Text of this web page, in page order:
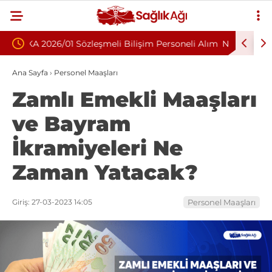
Personeli Alım Nükleoplasti mi, Ameliyat mı? Bel ve
Fıtığında Doğru Tedavi Seçimi
Ana Sayfa › Personel Maaşları
Zamlı Emekli Maaşları
ve Bayram
İkramiyeleri Ne
Zaman Yatacak?
Giriş: 27-03-2023 14:05 Personel Maaşları